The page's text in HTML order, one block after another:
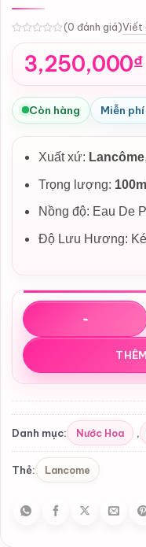
(0 đánh giá)Viết
3,250,000₫
Còn hàng Miễn
Xuất xứ: Lancôme,
Trọng lượng: 100ml
Nồng độ: Eau De
Độ Lưu Hương:
Nước hoa Lancôme
Danh mục: Nước Hoa ,
Thẻ: Lancome